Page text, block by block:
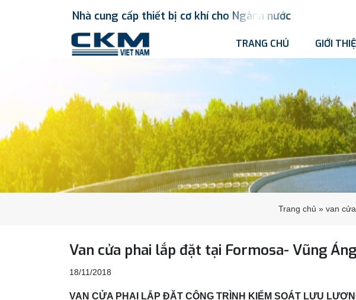
Nhà cung cấp thiết bị cơ khí cho Ngành nước
TRANG CHỦ GIỚI
Trang chủ » van
Van cửa phai lắp đặt tại Formosa- Vũng
18/11/2018
VAN CỬA PHAI LẮP ĐẶT CÔNG TRÌNH KIỂM SOÁT LƯU